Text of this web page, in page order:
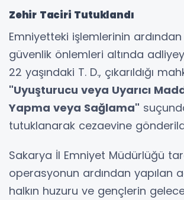
Zehir Taciri Tutuklandı
Emniyetteki işlemlerinin
güvenlik önlemleri altında
22 yaşındaki T. D., çıkarıldığı
"Uyuşturucu veya Uyarıcı
Yapma veya Sağlama"
tutuklanarak cezaevine
Sakarya İl Emniyet Müdürlüğü
operasyonun ardından yapılan
halkın huzuru ve gençlerin